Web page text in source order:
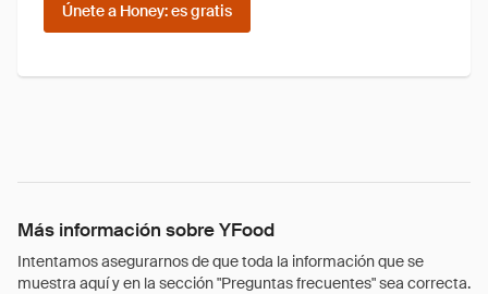
Únete a Honey: es gratis
Más información sobre YFood
Intentamos asegurarnos de que toda la información que se
muestra aquí y en la sección "Preguntas frecuentes" sea correcta.